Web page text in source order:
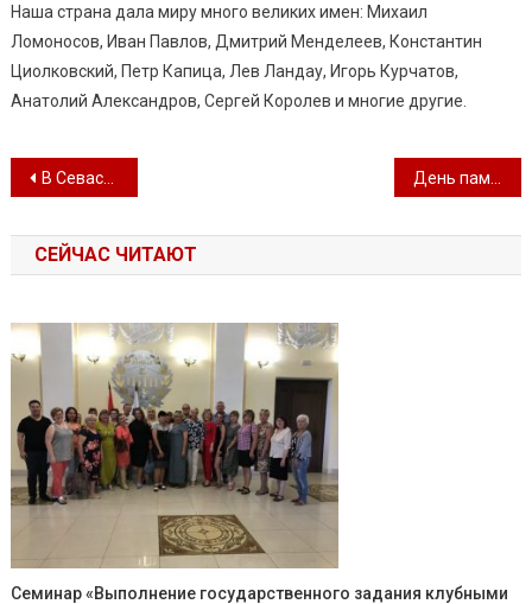
Наша страна дала миру много великих имен: Михаил
Ломоносов, Иван Павлов, Дмитрий Менделеев, Константин
Циолковский, Петр Капица, Лев Ландау, Игорь Курчатов,
Анатолий Александров, Сергей Королев и многие другие.
Навигация по записям
В Севастопольском центре культуры и искусств состоялось заседание малой коллегии Департамента культуры Правительства Севастополя
СЕЙЧАС ЧИТАЮТ
Семинар «Выполнение государственного задания клубными